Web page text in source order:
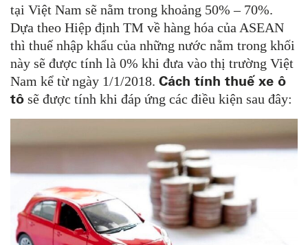
tại Việt Nam sẽ nằm trong khoảng 50% – 70%.
Dựa theo Hiệp định TM về hàng hóa của ASEAN
thì thuế nhập khẩu của những nước nằm trong khối
này sẽ được tính là 0% khi đưa vào thị trường Việt
Nam kể từ ngày 1/1/2018. Cách tính thuế xe ô
tô sẽ được tính khi đáp ứng các điều kiện sau đây: